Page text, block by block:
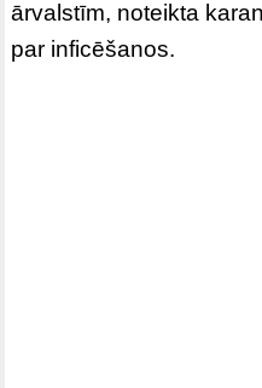
ārvalstīm, noteikta
par inficēšanos.